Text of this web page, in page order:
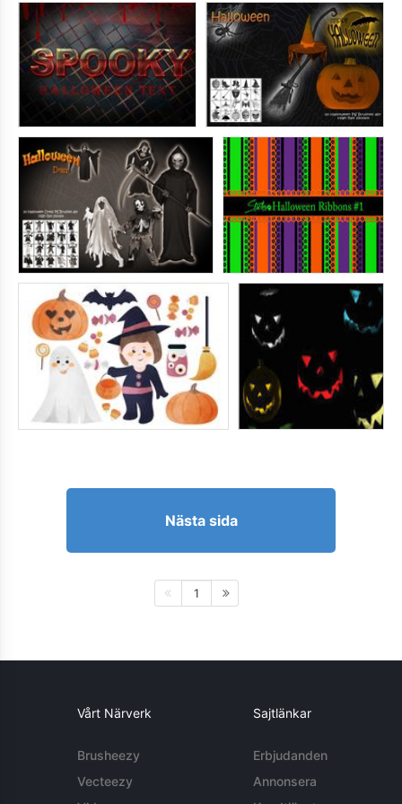
Nästa sida
1
Vårt Närverk
Brusheezy
Vecteezy
Sajtlänkar
Erbjudanden
Annonsera